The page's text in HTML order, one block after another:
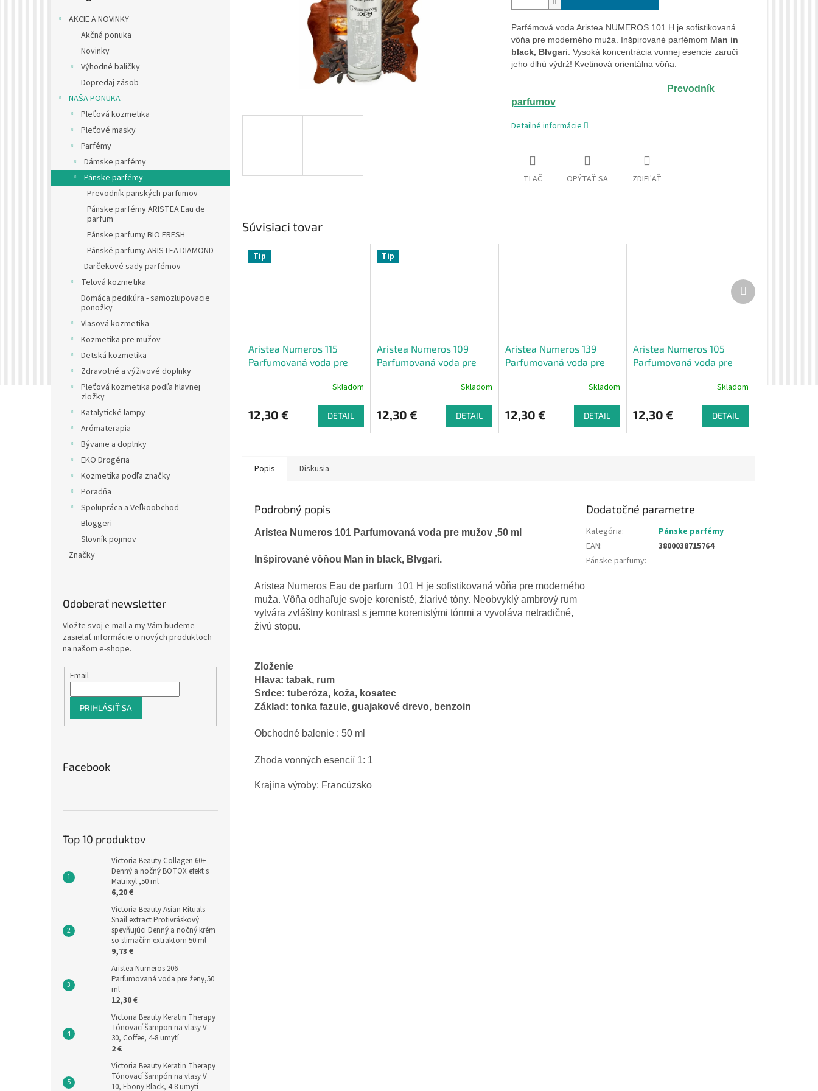
AKCIE A NOVINKY
Akčná ponuka
Novinky
Výhodné baličky
Dopredaj zásob
NAŠA PONUKA
Pleťová kozmetika
Pleťové masky
Parfémy
Dámske parfémy
Pánske parfémy
Prevodník panských parfumov
Pánske parfémy ARISTEA Eau de
parfum
Pánske parfumy BIO FRESH
Pánské parfumy ARISTEA DIAMOND
Darčekové sady parfémov
Telová kozmetika
Domáca pedikúra - samozlupovacie
ponožky
Vlasová kozmetika
Kozmetika pre mužov
Detská kozmetika
Zdravotné a výživové doplnky
Pleťová kozmetika podľa hlavnej
zložky
Katalytické lampy
Arómaterapia
Bývanie a doplnky
EKO Drogéria
Kozmetika podľa značky
Poradňa
Spolupráca a Veľkoobchod
Bloggeri
Slovník pojmov
Značky
Odoberať newsletter
Vložte svoj e-mail a my Vám budeme
zasielať informácie o nových produktoch
na našom e-shope.
Email
PRIHLÁSIŤ SA
Facebook
Top 10 produktov
Victoria Beauty Collagen 60+
Denný a nočný BOTOX efekt s
Matrixyl ,50 ml
6,20 €
Victoria Beauty Asian Rituals
Snail extract Protivráskový
spevňujúci Denný a nočný krém
so slimačím extraktom 50 ml
9,73 €
Aristea Numeros 206
Parfumovaná voda pre ženy,50
ml
12,30 €
Victoria Beauty Keratin Therapy
Tónovací šampon na vlasy V
30, Coffee, 4-8 umytí
2 €
Victoria Beauty Keratin Therapy
Tónovací šampón na vlasy V
10, Ebony Black, 4-8 umytí
Parfémová voda Aristea NUMEROS 101 H je sofistikovaná
vôňa pre moderného muža. Inšpirované parfémom Man in
black, Blvgari. Vysoká koncentrácia vonnej esencie zaručí
jeho dlhú výdrž! Kvetinová orientálna vôňa.
Prevodník
parfumov
Detailné informácie
TLAČ OPÝTAŤ SA ZDIEĽAŤ
Súvisiaci tovar
Tip
Aristea Numeros 115
Parfumovaná voda pre
Skladom
12,30 € DETAIL
Tip
Aristea Numeros 109
Parfumovaná voda pre
Skladom
12,30 € DETAIL
Aristea Numeros 139
Parfumovaná voda pre
Skladom
12,30 € DETAIL
Aristea Numeros 105
Parfumovaná voda pre
Skladom
12,30 € DETAIL
Ďalší
produkt
Popis Diskusia
Podrobný popis
Aristea Numeros 101 Parfumovaná voda pre mužov ,50 ml
Inšpirované vôňou Man in black, Blvgari.
Aristea Numeros Eau de parfum 101 H je sofistikovaná vôňa pre moderného
muža. Vôňa odhaľuje svoje korenisté, žiarivé tóny. Neobvyklý ambrový rum
vytvára zvláštny kontrast s jemne korenistými tónmi a vyvoláva netradičné,
živú stopu.
Zloženie
Hlava: tabak, rum
Srdce: tuberóza, koža, kosatec
Základ: tonka fazule, guajakové drevo, benzoin
Obchodné balenie : 50 ml
Zhoda vonných esencií 1: 1
Krajina výroby: Francúzsko
Dodatočné parametre
Kategória:
Pánske parfémy
EAN:
3800038715764
Pánske parfumy: